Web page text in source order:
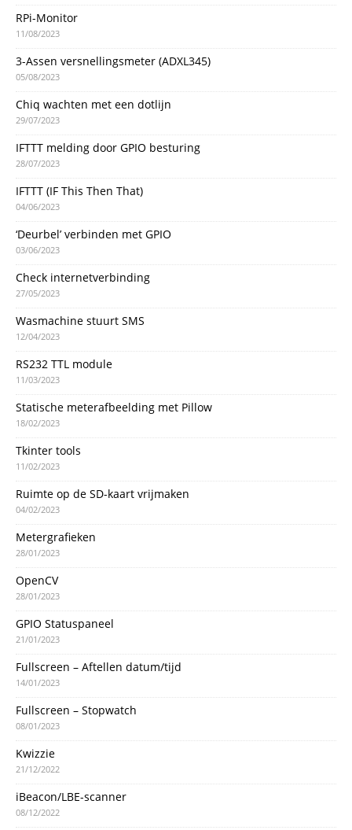
RPi-Monitor
11/08/2023
3-Assen versnellingsmeter (ADXL345)
05/08/2023
Chiq wachten met een dotlijn
29/07/2023
IFTTT melding door GPIO besturing
28/07/2023
IFTTT (IF This Then That)
04/06/2023
‘Deurbel’ verbinden met GPIO
03/06/2023
Check internetverbinding
27/05/2023
Wasmachine stuurt SMS
12/04/2023
RS232 TTL module
11/03/2023
Statische meterafbeelding met Pillow
18/02/2023
Tkinter tools
11/02/2023
Ruimte op de SD-kaart vrijmaken
04/02/2023
Metergrafieken
28/01/2023
OpenCV
28/01/2023
GPIO Statuspaneel
21/01/2023
Fullscreen – Aftellen datum/tijd
14/01/2023
Fullscreen – Stopwatch
08/01/2023
Kwizzie
21/12/2022
iBeacon/LBE-scanner
08/12/2022